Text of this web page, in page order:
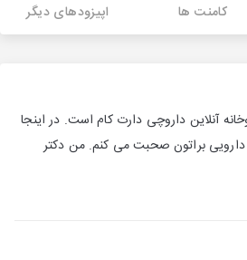
کامنت ها اپیزودهای دیگر
آنلاین داروچی دارت کام است. در اینجا
دارویی براتون صحبت می کنم. من دکتر